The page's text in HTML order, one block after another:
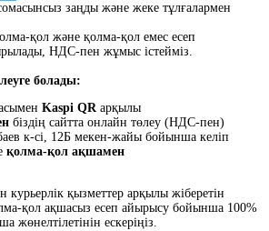
заңды және жеке тұлғалармен
қол және қолма-қол емес есеп
НДС-пен жұмыс істейміз.
болады:
Kaspi QRарқылы
біздің сайтта онлайн төлеу (НДС-пен)
к-сі, 12Б мекен-жайы бойынша келіп
қолма-қол ақшамен
қызметтер арқылы жіберетін
қол ақшасыз есеп айырысу бойынша 100%
жөнелтілетінін ескеріңіз.